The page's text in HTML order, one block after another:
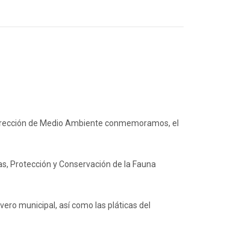
de Medio Ambiente conmemoramos, el
Protección y Conservación de la Fauna
municipal, así como las pláticas del